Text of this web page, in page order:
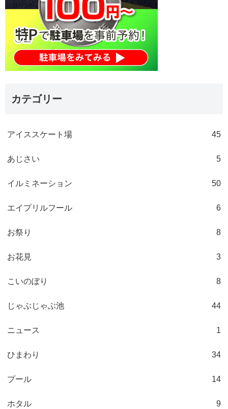
カテゴリー
アイススケート場 45
あじさい 5
イルミネーション 50
エイプリルフール 6
お祭り 8
お花見 3
こいのぼり 8
じゃぶじゃぶ池 44
ニュース 1
ひまわり 34
プール 14
ホタル 9